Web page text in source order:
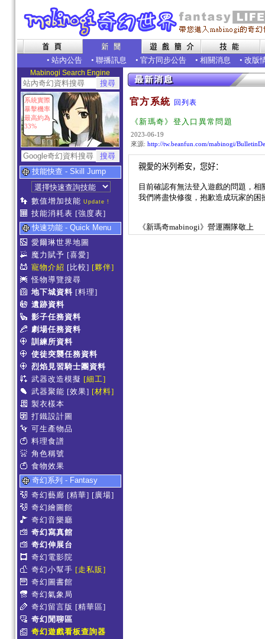
• 站內公告 • 聯播訊息 • 官方同步公告 • 相關消息 • 改版
Mabinogi Search Engine
系統實際
暴擊機率
最高約為
33%
技能快查 - Skill Jump
數值增加技能 Update !
技能消耗表 [強度表]
快速功能 - Quick Menu
愛爾琳世界地圖
魔力賦予 [喜愛]
寵物介紹 [比較] [夥伴]
怪物導覽搜尋
地下城資料 [料理]
遺跡資料
影子任務資料
劇場任務資料
訓練所資料
使徒突襲任務資料
烈焰見習騎士團資料
武器改造模擬 [細工]
武器聚能 [效果] [材料]
製衣樣本
打鐵設計圖
可生產物品
料理食譜
角色稱號
食物效果
奇幻系列 - Fantasy
奇幻藝廊 [精華] [廣場]
奇幻繪圖館
奇幻音樂廳
奇幻寫真館
奇幻伸展台
奇幻電影院
奇幻小幫手 [走私販]
奇幻圖書館
奇幻氣象局
奇幻留言版 [精華區]
奇幻閒聊區
奇幻遊戲看板查詢器
官方系統 回列表
《新瑪奇》登入口異常問題
2023-06-19
來源: http://tw.beanfun.com/mabinogi/
親愛的米列希安，您好：
目前確認有無法登入遊戲的問題，
我們將盡快修復，抱歉造成玩家的困
《新瑪奇mabinogi》營運團隊敬上